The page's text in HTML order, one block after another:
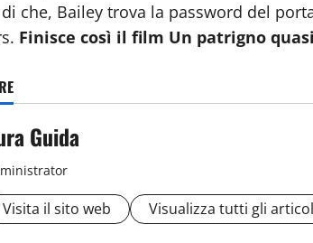
che, Bailey trova la password del
Finisce così il film Un patrigno
Guida
Visita il sito web Visualizza tutti gli